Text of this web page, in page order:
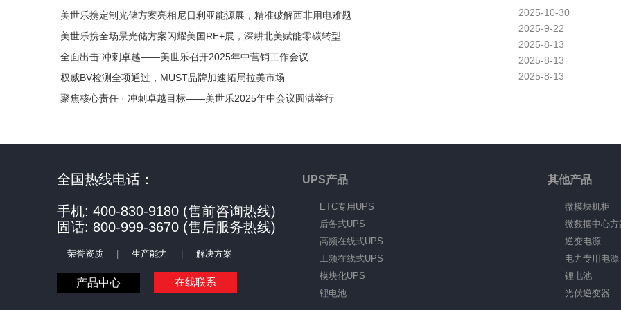
2025-10-30
美世乐携定制光储方案亮相尼日利亚能源展，精准破解西非用电难题
2025-9-22
美世乐携全场景光储方案闪耀美国RE+展，深耕北美赋能零碳转型
2025-8-13
全面出击 冲刺卓越——美世乐召开2025年中营销工作会议
2025-8-13
权威BV检测全项通过，MUST品牌加速拓局拉美市场
2025-8-13
聚焦核心责任 · 冲刺卓越目标——美世乐2025年中会议圆满举行
全国热线电话：
手机: 400-830-9180 (售前咨询热线)
固话: 800-999-3670 (售后服务热线)
荣誉资质 | 生产能力 | 解决方案
产品中心 在线联系
UPS产品
ETC专用UPS
后备式UPS
高频在线式UPS
工频在线式UPS
模块化UPS
锂电池
其他产品
微模块机柜
微数据中心方
逆变电源
电力专用电源
锂电池
光伏逆变器